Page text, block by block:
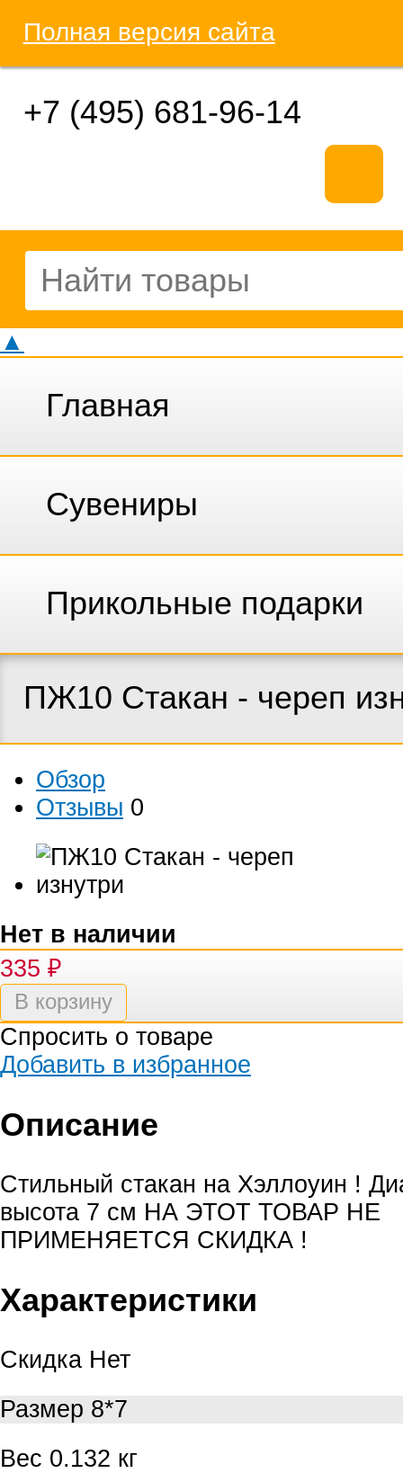
Полная версия сайта
+7 (495) 681-96-14
▲
Главная
Сувениры
Прикольные подарки
ПЖ10 Стакан - череп
Обзор
Отзывы 0
Нет в наличии
335 ₽
Спросить о товаре
Добавить в избранное
Описание
Стильный стакан на Хэллоуин !
высота 7 см НА ЭТОТ ТОВАР НЕ
ПРИМЕНЯЕТСЯ СКИДКА !
Характеристики
Скидка Нет
Размер 8*7
Вес 0.132 кг